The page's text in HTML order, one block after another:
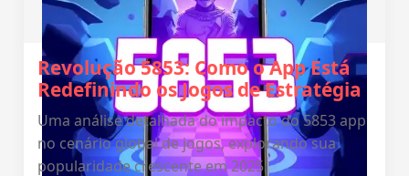
Revolução 5853: Como o App Está
Redefinindo os Jogos de Estratégia
Uma análise detalhada do impacto do 5853 app
no cenário global de jogos, explorando sua
popularidade crescente em 2025.